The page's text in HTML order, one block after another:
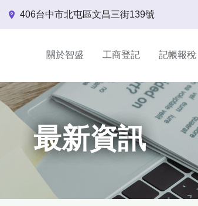
406台中市北屯區文昌三街139號
關於智盛 工商登記 記帳報稅
最新資訊